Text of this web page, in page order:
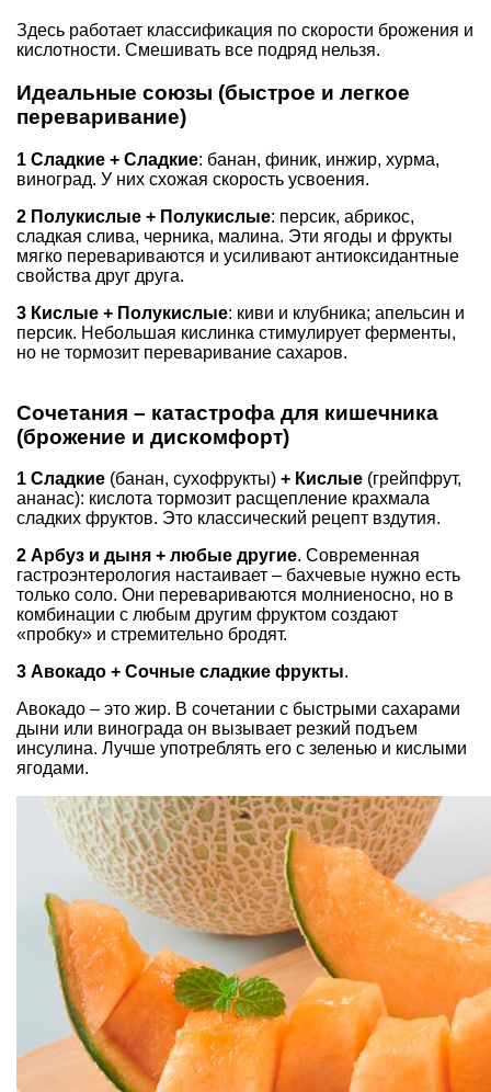
Здесь работает классификация по скорости брожения и
кислотности. Смешивать все подряд нельзя.
Идеальные союзы (быстрое и легкое
переваривание)
1 Сладкие + Сладкие: банан, финик, инжир, хурма,
виноград. У них схожая скорость усвоения.
2 Полукислые + Полукислые: персик, абрикос,
сладкая слива, черника, малина. Эти ягоды и фрукты
мягко перевариваются и усиливают антиоксидантные
свойства друг друга.
3 Кислые + Полукислые: киви и клубника; апельсин и
персик. Небольшая кислинка стимулирует ферменты,
но не тормозит переваривание сахаров.
Сочетания – катастрофа для кишечника
(брожение и дискомфорт)
1 Сладкие (банан, сухофрукты) + Кислые (грейпфрут,
ананас): кислота тормозит расщепление крахмала
сладких фруктов. Это классический рецепт вздутия.
2 Арбуз и дыня + любые другие. Современная
гастроэнтерология настаивает – бахчевые нужно есть
только соло. Они перевариваются молниеносно, но в
комбинации с любым другим фруктом создают
«пробку» и стремительно бродят.
3 Авокадо + Сочные сладкие фрукты.
Авокадо – это жир. В сочетании с быстрыми сахарами
дыни или винограда он вызывает резкий подъем
инсулина. Лучше употреблять его с зеленью и кислыми
ягодами.